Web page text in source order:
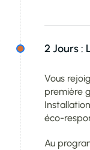
2 Jours :
Vous
première
éco-
Au